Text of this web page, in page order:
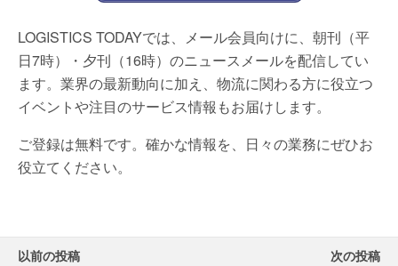
LOGISTICS TODAYでは、メール会員向けに、朝刊（平
日7時）・夕刊（16時）のニュースメールを配信してい
ます。業界の最新動向に加え、物流に関わる方に役立つ
イベントや注目のサービス情報もお届けします。
ご登録は無料です。確かな情報を、日々の業務にぜひお
役立てください。
以前の投稿 次の投稿